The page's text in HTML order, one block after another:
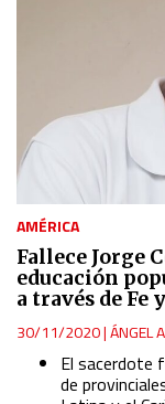
AMÉRICA
Fallece Jorge
educación
a través de Fe
30/11/2020|ÁNGEL
El sacerdote
de